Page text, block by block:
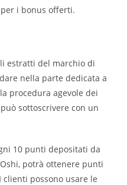
i bonus offerti.
estratti del marchio di
nella parte dedicata a
procedura agevole dei
sottoscrivere con un
10 punti depositati da
potrà ottenere punti
possono usare le